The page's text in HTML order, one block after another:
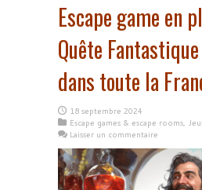
Escape game en
Quête
dans toute la
18 septembre 2024
Escape games & escape rooms,
Laisser un commentaire